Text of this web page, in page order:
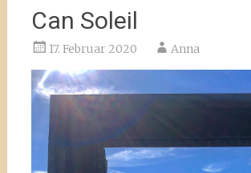
Can Soleil
17. Februar 2020 Anna